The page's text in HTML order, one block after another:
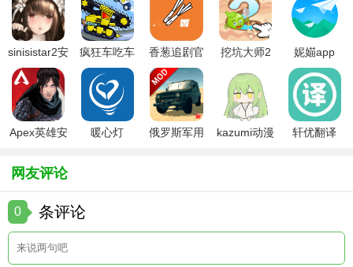
【风灵月影修改器优势】
1. 高效便捷：相比手动修改游戏文件或脚本，风灵月影修改
器更高效、更便捷。
2. 防封号安全：通过官方认可的安全机制，有效避免账号被
封禁的风险。
3. 持续更新：团队持续投入研发，确保软件功能的时效性和
速上手并解决问题。
【风灵月影修改器点评】
sinisistar2安
卓汉化版
疯狂车吃车
3中文版
香葱追剧官
方最新版
挖坑大师2 妮媌app
Apex英雄安
暖心灯
俄罗斯军用
kazumi动漫
轩优翻译
网友评论
0 条评论